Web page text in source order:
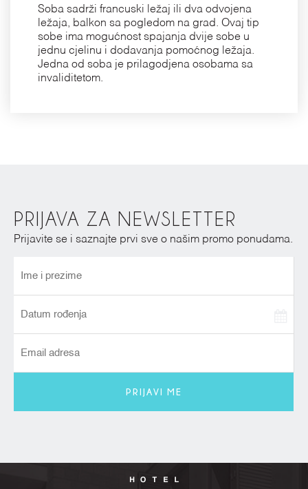
Soba sadrži francuski ležaj ili dva odvojena
ležaja, balkon sa pogledom na grad. Ovaj tip
sobe ima mogućnost spajanja dvije sobe u
jednu cjelinu i dodavanja pomoćnog ležaja.
Jedna od soba je prilagodjena osobama sa
invaliditetom.
PRIJAVA ZA NEWSLETTER
Prijavite se i saznajte prvi sve o našim promo ponudama.
PRIJAVI ME